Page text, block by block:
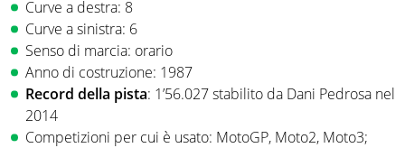
Curve a destra: 8
Curve a sinistra: 6
Senso di marcia: orario
Anno di costruzione: 1987
Record della pista: 1’56.027 stabilito da Dani Pedrosa nel
2014
Competizioni per cui è usato: MotoGP, Moto2, Moto3;